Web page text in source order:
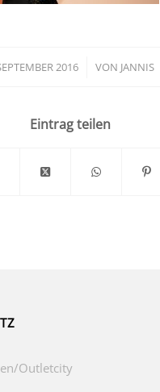
2016
/ VON JANNIS
Eintrag teilen
Outletcity